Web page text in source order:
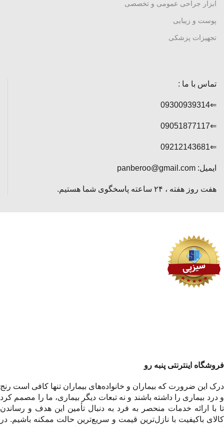
ابزار جراحی عمومی و تخصصی
پوست و زیبایی
تجهیزات پزشکی
تماس با ما :
⇐09300939314
⇐09051877117
⇐09212143681
ایمیل: panberoo@gmail.com
هفت روز هفته ، ۲۴ ساعته پاسخگوی شما هستیم.
فروشگاه اینترنتی پنبه رو
درک این ضرورت که بیماران و خانواده‌های بیماران تنها کافی است رنج
و درد بیماری را داشته باشند و نه تبعات دیگر بیماری، ما را مصمم کرد
تا با ارائه خدمات منحصر به فرد به دنبال تأمین این هدف و رساندن
کالای باکیفیت با نازل‌ترین قیمت و سریع‌ترین حالت ممکنه باشیم. در